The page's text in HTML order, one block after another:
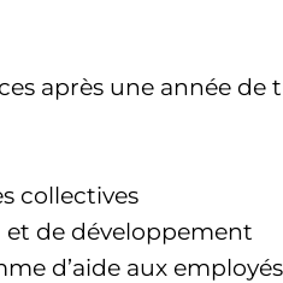
après une année
collectives
de développement
d’aide aux